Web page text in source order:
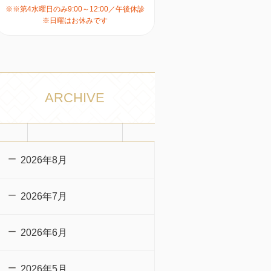
※※第4水曜日のみ9:00～12:00／午後休診
※日曜はお休みです
ARCHIVE
2026年8月
2026年7月
2026年6月
2026年5月